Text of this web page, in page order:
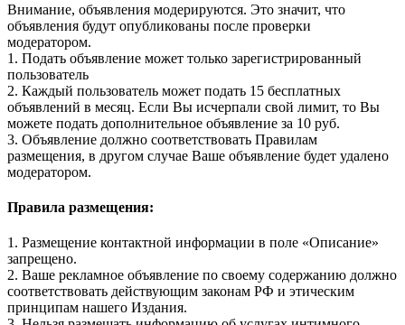
Внимание, объявления модерируются. Это значит, что
объявления будут опубликованы после проверки
модератором.
1. Подать объявление может только зарегистрированный
пользователь
2. Каждый пользователь может подать 15 бесплатных
объявлений в месяц. Если Вы исчерпали свой лимит, то Вы
можете подать дополнительное объявление за 10 руб.
3. Объявление должно соответствовать Правилам
размещения, в другом случае Ваше объявление будет удалено
модератором.
Правила размещения:
1. Размещение контактной информации в поле «Описание»
запрещено.
2. Ваше рекламное объявление по своему содержанию должно
соответствовать действующим законам РФ и этическим
принципам нашего Издания.